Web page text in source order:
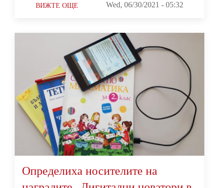
ВИЖТЕ ОЩЕ Wed, 06/30/2021 - 05:32
Определиха носителите на